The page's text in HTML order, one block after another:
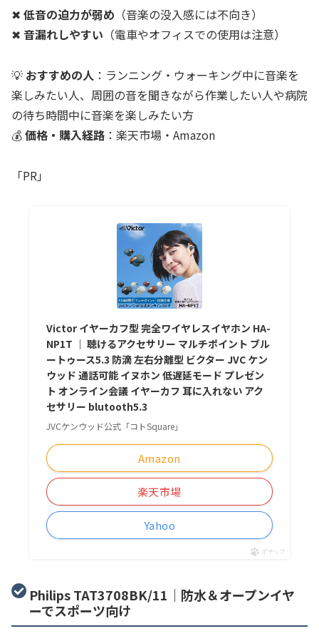
✖ 低音の迫力が弱め （音楽の没入感には不向き）
✖ 音漏れしやすい （電車やオフィスでの使用は注意）
💡 おすすめの人 ：ランニング・ウォーキング中に音楽を
楽しみたい人、周囲の音を聞きながら作業したい人や病院
の待ち時間中に音楽を楽しみたい方
💰価格・購入経路 ：楽天市場・Amazon
「PR」
Victor イヤーカフ型 完全ワイヤレスイヤホン HA-
NP1T ｜ 聴けるアクセサリー マルチポイント ブル
ートゥース5.3 防滴 左右分離型 ビクター JVC ケン
ウッド 通話可能 イヌホン 低遅延モード プレゼン
ト オンライン会議 イヤーカフ 耳に入れない アク
セサリー blutooth5.3
JVCケンウッド公式「コトSquare」
Amazon
楽天市場
Yahoo
ポチップ
Philips TAT3708BK/11｜防水＆オープンイヤ
ーでスポーツ向け